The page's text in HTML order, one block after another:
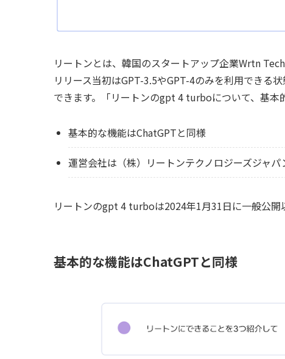
リートンとは、韓国のスタートアップ企業Wrtn
リリース当初はGPT-3.5やGPT-4のみを利用でき
できます。「リートンのgpt 4 turboについて、基本
基本的な機能はChatGPTと同様
運営会社は（株）リートンテクノロジーズジャパ
リートンのgpt 4 turboは2024年1月31日に一般公開
基本的な機能はChatGPTと同様